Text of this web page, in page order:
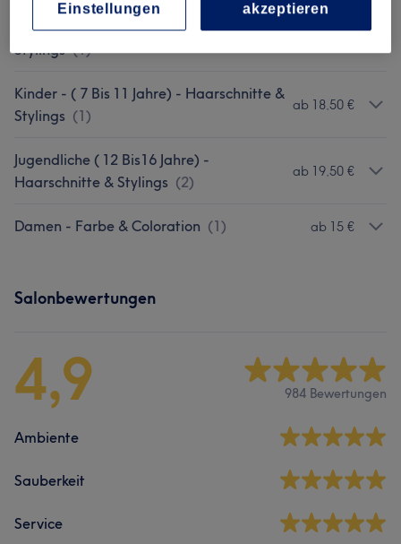
Kinder (bis 6 Jahre)- Haarschnitte &
Stylings (1)
Kinder - ( 7 Bis 11 Jahre) - Haarschnitte &
Stylings (1)
ab 18,50 €
Jugendliche ( 12 Bis16 Jahre) -
Haarschnitte & Stylings (2)
ab 19,50 €
Damen - Farbe & Coloration (1) ab 15 €
Salonbewertungen
4,9 984 Bewertungen
Ambiente
Sauberkeit
Service
Einstellungen
akzeptieren